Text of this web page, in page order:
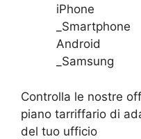
iPhone
_Smartphone
Android
_Samsung
Controlla le nostre
piano tarriffario di
del tuo ufficio